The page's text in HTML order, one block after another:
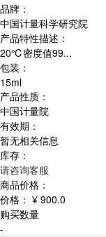
品牌：
中国计量科学研究院
产品特性描述：
20℃密度值99...
包装：
15ml
产品性质：
中国计量院
有效期：
暂无相关信息
库存：
请咨询客服
商品价格：
价格： ¥ 900.0
购买数量
-